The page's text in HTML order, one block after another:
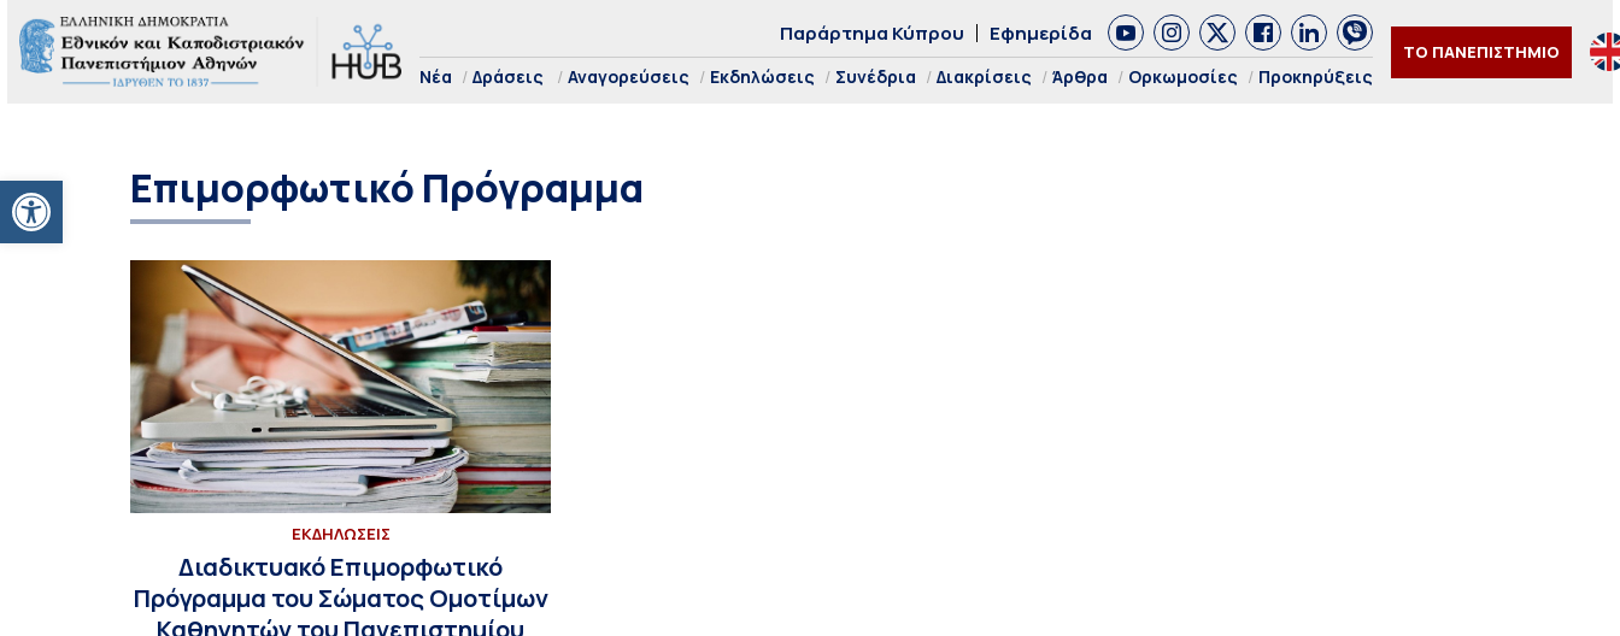
Ανοίξτε τη γραμμή εργαλείων
Παράρτημα Κύπρου Εφημερίδα
Νέα Δράσεις Αναγορεύσεις Εκδηλώσεις Συνέδρια Διακρίσεις Άρθρα Ορκωμοσίες Προκηρύξεις
ΤΟ ΠΑΝΕΠΙΣΤΗΜΙΟ
Επιμορφωτικό Πρόγραμμα
ΕΚΔΗΛΩΣΕΙΣ
Διαδικτυακό Επιμορφωτικό
Πρόγραμμα του Σώματος Ομοτίμων